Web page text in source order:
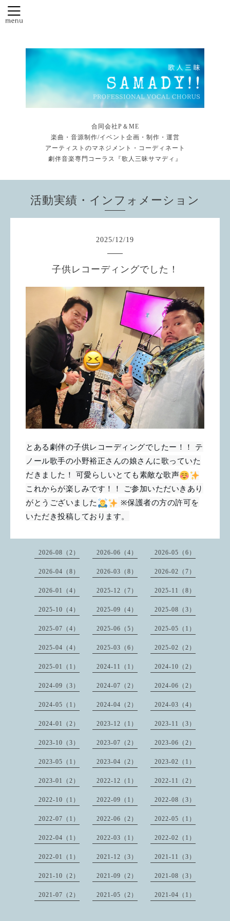
合同会社P＆ME
楽曲・音源制作/イベント企画・制作・運営
アーティストのマネジメント・コーディネート
劇伴音楽専門コーラス『歌人三昧サマディ』
活動実績・インフォメーション
2025/12/19
子供レコーディングでした！
とある劇伴の子供レコーディングでしたー！！ テ
ノール歌手の小野裕正さんの娘さんに歌っていた
だきました！ 可愛らしいとても素敵な歌声
これからが楽しみです！！ ご参加いただいきあり
がとうございました
※保護者の方の許可を
いただき投稿しております。
2026-08（2） 2026-06（4） 2026-05（6）
2026-04（8） 2026-03（8） 2026-02（7）
2026-01（4） 2025-12（7） 2025-11（8）
2025-10（4） 2025-09（4） 2025-08（3）
2025-07（4） 2025-06（5） 2025-05（1）
2025-04（4） 2025-03（6） 2025-02（2）
2025-01（1） 2024-11（1） 2024-10（2）
2024-09（3） 2024-07（2） 2024-06（2）
2024-05（1） 2024-04（2） 2024-03（4）
2024-01（2） 2023-12（1） 2023-11（3）
2023-10（3） 2023-07（2） 2023-06（2）
2023-05（1） 2023-04（2） 2023-02（1）
2023-01（2） 2022-12（1） 2022-11（2）
2022-10（1） 2022-09（1） 2022-08（3）
2022-07（1） 2022-06（2） 2022-05（1）
2022-04（1） 2022-03（1） 2022-02（1）
2022-01（1） 2021-12（3） 2021-11（3）
2021-10（2） 2021-09（2） 2021-08（3）
2021-07（2） 2021-05（2） 2021-04（1）